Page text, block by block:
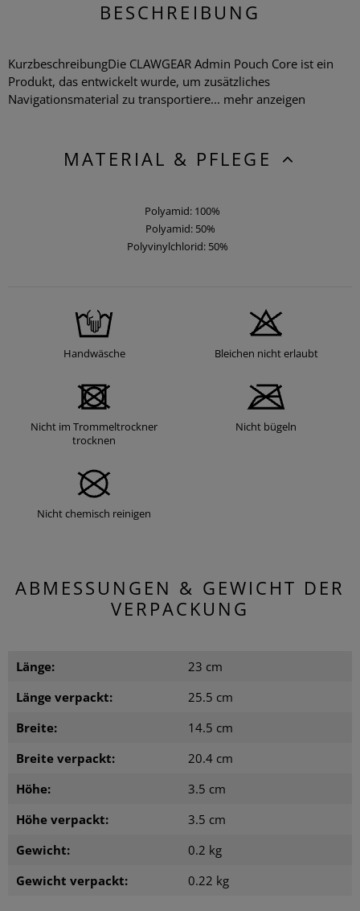
BESCHREIBUNG
KurzbeschreibungDie CLAWGEAR Admin Pouch Core ist ein
Produkt, das entwickelt wurde, um zusätzliches
Navigationsmaterial zu transportiere... mehr anzeigen
MATERIAL & PFLEGE
Polyamid: 100%
Polyamid: 50%
Polyvinylchlorid: 50%
Handwäsche Bleichen nicht erlaubt
Nicht im Trommeltrockner
trocknen
Nicht bügeln
Nicht chemisch reinigen
ABMESSUNGEN & GEWICHT DER
VERPACKUNG
Länge:
23 cm
Länge verpackt:
25.5 cm
Breite:
14.5 cm
Breite verpackt:
20.4 cm
Höhe:
3.5 cm
Höhe verpackt:
3.5 cm
Gewicht:
0.2 kg
Gewicht verpackt:
0.22 kg